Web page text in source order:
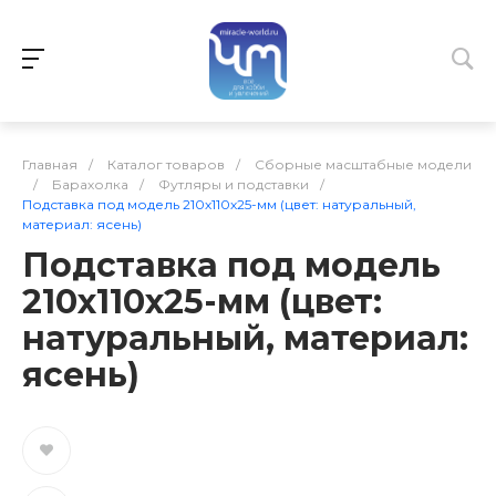
Главная / Каталог товаров /
Сборные масштабные модели
/
Барахолка / Футляры и подставки
/
Подставка под модель 210х110х25-мм (цвет: натуральный,
материал: ясень)
Подставка под модель
210х110х25-мм (цвет:
натуральный, материал:
ясень)